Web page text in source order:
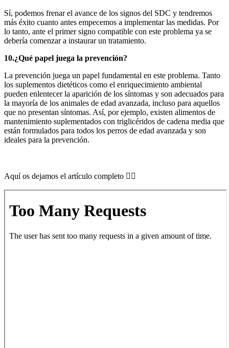
Sí, podemos frenar el avance de los signos del SDC y tendremos
más éxito cuanto antes empecemos a implementar las medidas. Por
lo tanto, ante el primer signo compatible con este problema ya se
debería comenzar a instaurar un tratamiento.
10.¿Qué papel juega la prevención?
La prevención juega un papel fundamental en este problema. Tanto
los suplementos dietéticos como el enriquecimiento ambiental
pueden enlentecer la aparición de los síntomas y son adecuados para
la mayoría de los animales de edad avanzada, incluso para aquellos
que no presentan síntomas. Así, por ejemplo, existen alimentos de
mantenimiento suplementados con triglicéridos de cadena media que
están formulados para todos los perros de edad avanzada y son
ideales para la prevención.
Aquí os dejamos el artículo completo 👇🏼